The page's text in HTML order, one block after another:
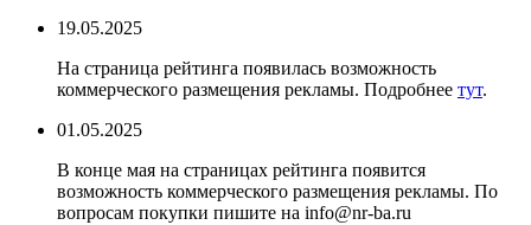
19.05.2025
На страница рейтинга появилась возможность
коммерческого размещения рекламы. Подробнее тут.
01.05.2025
В конце мая на страницах рейтинга появится
возможность коммерческого размещения рекламы. По
вопросам покупки пишите на info@nr-ba.ru